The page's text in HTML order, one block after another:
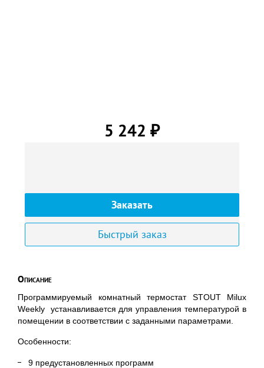
5 242 ₽
Заказать
Быстрый заказ
Описание
Программируемый комнатный термостат STOUT Milux
Weekly устанавливается для управления температурой в
помещении в соответствии с заданными параметрами.
Особенности:
9 предустановленных программ